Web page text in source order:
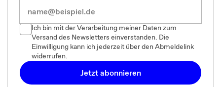
Ich bin mit der Verarbeitung meiner Daten zum
Versand des Newsletters einverstanden. Die
Einwilligung kann ich jederzeit über den Abmeldelink
widerrufen.
Jetzt abonnieren